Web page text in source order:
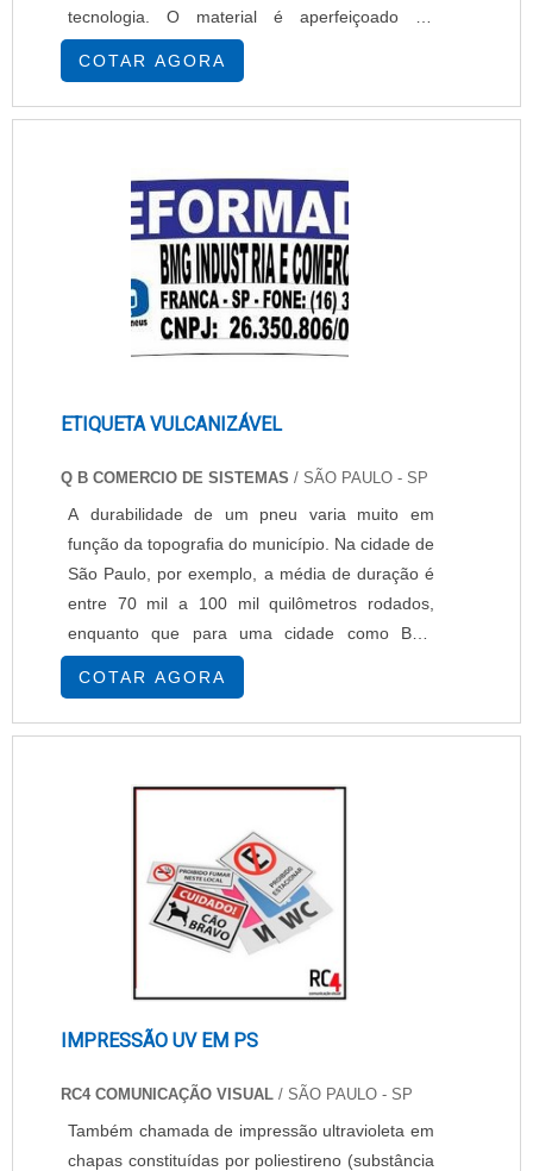
tecnologia. O material é aperfeiçoado da
maneira que o cliente deseja, é entregue de
forma ágil e eficiente. A etiqueta é elaborada
com matéria-prima de alto padrão e é
macio. A etiqueta se diferencia, pois ao invés
COTAR AGORA
ETIQUETA VULCANIZÁVEL
Q B COMERCIO DE SISTEMAS / SÃO PAULO - SP
A durabilidade de um pneu varia muito em
função da topografia do município. Na cidade de
São Paulo, por exemplo, a média de duração é
entre 70 mil a 100 mil quilômetros rodados,
enquanto que para uma cidade como Belo
Horizonte, que tem uma topografia muito mais
irregular, essa durabilidade dura entre 40 mil e
50 mil quilômetros rodados. O balanceamento e
cada 5 mil quilômetros. Isso mantém o nível de
COTAR AGORA
IMPRESSÃO UV EM PS
RC4 COMUNICAÇÃO VISUAL / SÃO PAULO - SP
Também chamada de impressão ultravioleta em
chapas constituídas por poliestireno (substância